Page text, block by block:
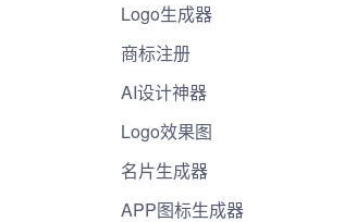
Logo生成器
商标注册
AI设计神器
Logo效果图
名片生成器
APP图标生成器